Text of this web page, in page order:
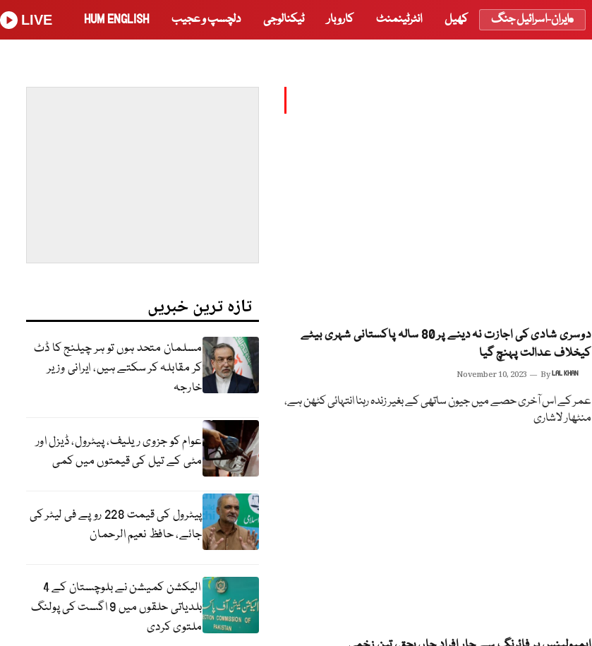
ایران-اسرائیل جنگ کھیل انٹرٹینمنٹ کاروبار ٹیکنالوجی دلچسپ و عجیب HUM ENGLISH
LIVE
دوسری شادی کی اجازت نہ دینے پر 80 سالہ پاکستانی شہری بیٹے
کیخلاف عدالت پہنچ گیا
November 10, 2023 ByLAL KHAN
عمر کے اس آخری حصے میں جیون ساتھی کے بغیر زندہ رہنا انتہائی کٹھن ہے،
منٹھار لاشاری
تازہ ترین خبریں
مسلمان متحد ہوں تو ہر چیلنج کا ڈٹ
کر مقابلہ کر سکتے ہیں، ایرانی وزیر
خارجہ
عوام کو جزوی ریلیف، پیٹرول، ڈیزل اور
مٹی کے تیل کی قیمتوں میں کمی
پیٹرول کی قیمت 228 روپے فی لیٹر کی
جائے، حافظ نعیم الرحمان
الیکشن کمیشن نے بلوچستان کے 4
بلدیاتی حلقوں میں 9 اگست کی پولنگ
ملتوی کردی